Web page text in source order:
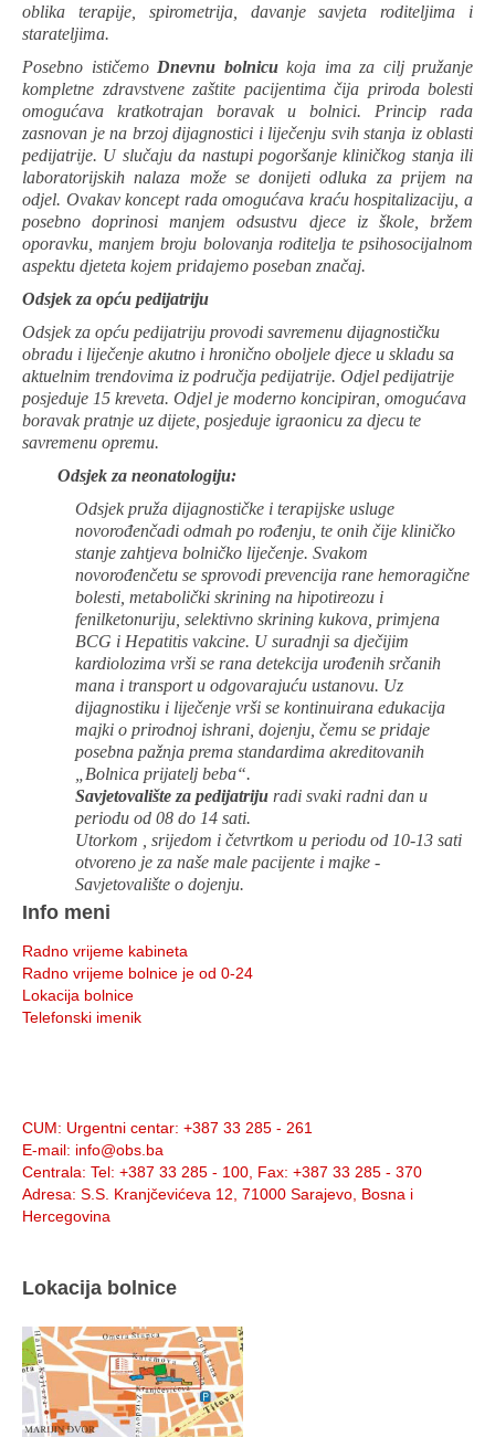
oblika terapije, spirometrija, davanje savjeta roditeljima i
starateljima.
Posebno ističemoDnevnu bolnicukoja ima za cilj pružanje
kompletne zdravstvene zaštite pacijentima čija priroda bolesti
omogućava kratkotrajan boravak u bolnici. Princip rada
zasnovan je na brzoj dijagnostici i liječenju svih stanja iz oblasti
pedijatrije. U slučaju da nastupi pogoršanje kliničkog stanja ili
laboratorijskih nalaza može se donijeti odluka za prijem na
odjel. Ovakav koncept rada omogućava kraću hospitalizaciju, a
posebno doprinosi manjem odsustvu djece iz škole, bržem
oporavku, manjem broju bolovanja roditelja te psihosocijalnom
aspektu djeteta kojem pridajemo poseban značaj.
Odsjek za opću pedijatriju
Odsjek za opću pedijatriju provodi savremenu dijagnostičku
obradu i liječenje akutno i hronično oboljele djece u skladu sa
aktuelnim trendovima iz područja pedijatrije. Odjel pedijatrije
posjeduje 15 kreveta. Odjel je moderno koncipiran, omogućava
boravak pratnje uz dijete, posjeduje igraonicu za djecu te
savremenu opremu.
Odsjek za neonatologiju:
Odsjek pruža dijagnostičke i terapijske usluge
novorođenčadi odmah po rođenju, te onih čije kliničko
stanje zahtjeva bolničko liječenje. Svakom
novorođenčetu se sprovodi prevencija rane hemoragične
bolesti, metabolički skrining na hipotireozu i
fenilketonuriju, selektivno skrining kukova, primjena
BCG i Hepatitis vakcine. U suradnji sa dječijim
kardiolozima vrši se rana detekcija urođenih srčanih
mana i transport u odgovarajuću ustanovu. Uz
dijagnostiku i liječenje vrši se kontinuirana edukacija
majki o prirodnoj ishrani, dojenju, čemu se pridaje
posebna pažnja prema standardima akreditovanih
„Bolnica prijatelj beba“.
Savjetovalište za pedijatriju radi svaki radni dan u
periodu od 08 do 14 sati.
Utorkom , srijedom i četvrtkom u periodu od 10-13 sati
otvoreno je za naše male pacijente i majke -
Savjetovalište o dojenju.
Info meni
Radno vrijeme kabineta
Radno vrijeme bolnice je od 0-24
Lokacija bolnice
Telefonski imenik
CUM: Urgentni centar: +387 33 285 - 261
E-mail: info@obs.ba
Centrala: Tel: +387 33 285 - 100, Fax: +387 33 285 - 370
Adresa: S.S. Kranjčevićeva 12, 71000 Sarajevo, Bosna i
Hercegovina
Lokacija bolnice